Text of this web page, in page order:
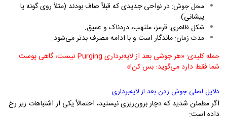
محل جوش: در نواحی جدیدی که قبلاً صاف بودند (مثلاً روی گونه یا
پیشانی).
شکل ظاهری: قرمز، ملتهب، دردناک و عمیق.
مدت زمان: ماندگار است و با ادامه مصرف بدتر می‌شود.
جمله کلیدی: «هر جوشی بعد از لایه‌برداری Purging نیست؛ گاهی پوست
شما فقط دارد می‌گوید: بس کن!»
دلایل اصلی جوش زدن بعد از لایه‌برداری
اگر مطمئن شدید که دچار برون‌ریزی نیستید، احتمالاً یکی از اشتباهات زیر رخ
داده است: